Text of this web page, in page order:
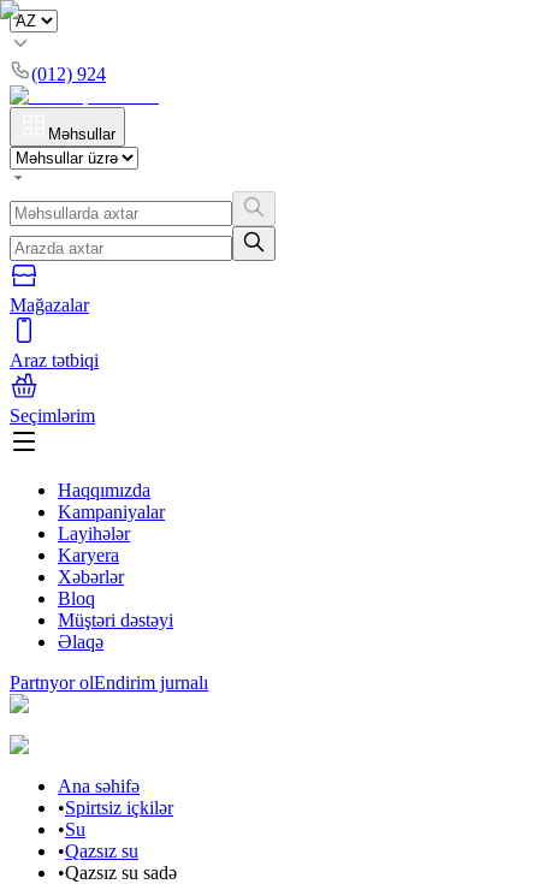
(012) 924
Məhsullar
Mağazalar
Araz tətbiqi
Seçimlərim
Haqqımızda
Kampaniyalar
Layihələr
Karyera
Xəbərlər
Bloq
Müştəri dəstəyi
Əlaqə
Partnyor olEndirim jurnalı
Ana səhifə
•Spirtsiz içkilər
•Su
•Qazsız su
•Qazsız su sadə